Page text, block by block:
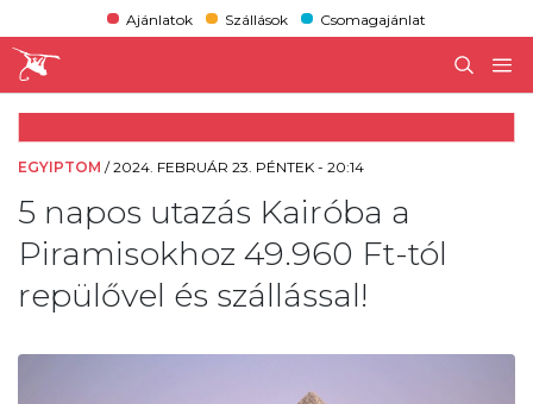
Ajánlatok Szállások Csomagajánlat
EGYIPTOM /2024. FEBRUÁR 23. PÉNTEK - 20:14
5 napos utazás Kairóba a
Piramisokhoz 49.960 Ft-tól
repülővel és szállással!